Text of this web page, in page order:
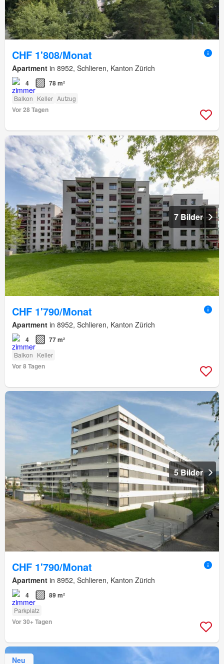
CHF 1'808/Monat
Apartment in 8952, Schlieren, Kanton Zürich
4 78 m²
Balkon Keller Aufzug
Vor 28 Tagen
7 Bilder
CHF 1'790/Monat
Apartment in 8952, Schlieren, Kanton Zürich
4 77 m²
Balkon Keller
Vor 8 Tagen
5 Bilder
CHF 1'790/Monat
Apartment in 8952, Schlieren, Kanton Zürich
4 89 m²
Parkplatz
Vor 30+ Tagen
Neu